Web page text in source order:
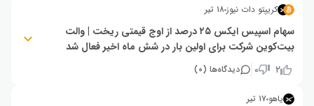
اجرای موفق برنامه‌های شرکت وابسته است.
جزییات بیشتر
کریپتو دات نیوز۱۸ تیر
سهام اسپیس ایکس ۲۵ درصد از اوج قیمتی ریخت | والت
بیت‌کوین شرکت برای اولین بار در شش ماه اخیر فعال شد
بیت‌کوین، پس از شش ماه خاموشی فعال شد، هرچند این شرکت هنوز حدود
۲ ۰ دیدگاه‌ها (۰)
یاهو ۱۷ تیر